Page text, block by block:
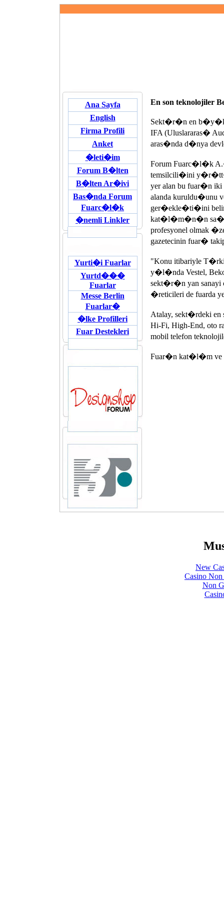
Ana Sayfa
English
Firma Profili
Anket
�leti�im
Forum B�lten
B�lten Ar�ivi
Bas�nda Forum
Fuarc�l�k
�nemli Linkler
Yurti�i Fuarlar
Yurtd���
Fuarlar
Messe Berlin
Fuarlar�
�lke Profilleri
Fuar Destekleri
En son teknolojiler
Sekt�r�n en b�y�k
IFA (Uluslararas�
aras�nda d�nya
Forum Fuarc�l�k
temsilcili�ini
yer alan bu fuar�n
alanda
ger�ekle�ti�ini
kat�l�m�n�n
profesyonel olmak
gazetecinin fuar�
"Konu itibariyle
y�l�nda Vestel,
sekt�r�n yan sanayi
�reticileri de fuarda
Atalay, sekt�rdeki
Hi-Fi, High-End, oto
mobil telefon
Fuar�n kat�l�m ve
New
Casino Non
Non